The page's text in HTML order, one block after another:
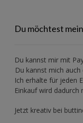
Du möchtest
Du kannst mir mit
Du kannst mich
Ich erhalte für jeden
Einkauf wird dadurch
Jetzt kreativ bei